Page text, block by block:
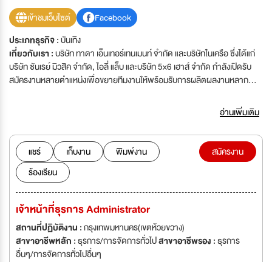
เข้าชมเว็บไซต์
Facebook
ประเภทธุรกิจ :บันเทิง
เกี่ยวกับเรา :บริษัท ทาดา เอ็นเทอร์เทนเมนท์ จำกัด และบริษัทในเครือ ซึ่งได้แก่
บริษัท ซันเรย์ มิวสิค จำกัด, ไอลี่ แล็บ และบริษัท 5x6 เฮาส์ จำกัด กำลังเปิดรับ
สมัครงานหลายตำแหน่งเพื่อขยายทีมงานให้พร้อมรับการผลิตผลงานหลาก
สถานการณ์เพื่อให้ได้งานที่ดีที่สุดออกสู่สายตาประชาชน ถ้าคุณสนใจอยากเป็น
ส่วนหนึ่งของทีม และมาทำเรื่องสนุก ๆ ไปด้วยกัน ยื่นใบสมัครเข้ามาได้ทางอีเมล
บริษัท
อ่านเพิ่มเติม
แชร์ เก็บงาน
พิมพ์งาน
ร้องเรียน
สมัครงาน
เจ้าหน้าที่ธุรการ Administrator
สถานที่ปฏิบัติงาน :กรุงเทพมหานคร(เขตห้วยขวาง)
สาขาอาชีพหลัก :ธุรการ/การจัดการทั่วไปสาขาอาชีพรอง :ธุรการ
อื่นๆ/การจัดการทั่วไปอื่นๆ